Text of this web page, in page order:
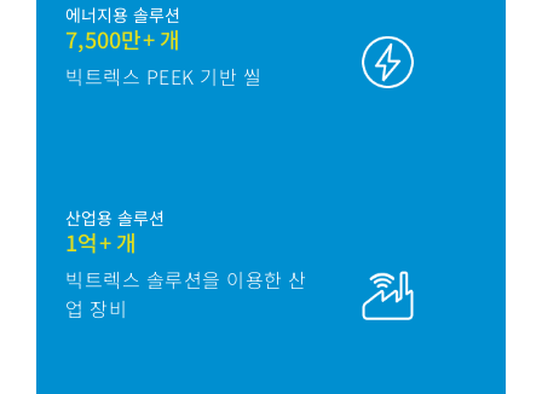
에너지용 솔루션
7,500만+ 개
빅트렉스 PEEK 기반 씰
산업용 솔루션
1억+ 개
빅트렉스 솔루션을 이용한 산
업 장비